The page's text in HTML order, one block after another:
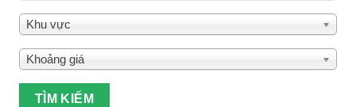
Khu vực
Khoảng giá
TÌM KIẾM